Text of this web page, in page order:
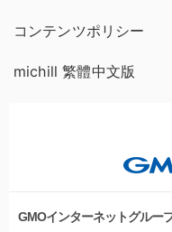
コンテンツポリシー
michill 繁體中文版
GMOインターネットグルー